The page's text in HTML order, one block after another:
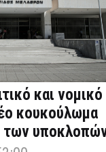
και νομικό
κουκούλωμα
των